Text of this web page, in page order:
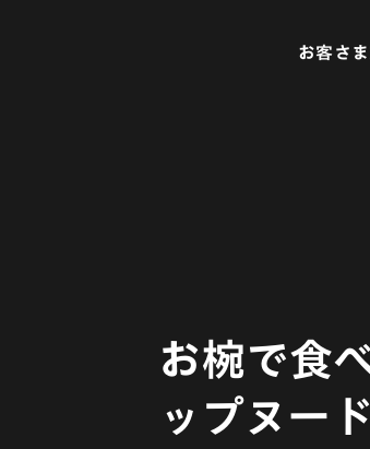
お客さ
お椀で食
ップヌー